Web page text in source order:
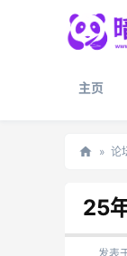
主页
香
» 论
25